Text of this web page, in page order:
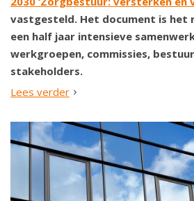
vastgesteld. Het document is het
een half jaar intensieve
werkgroepen, commissies,
stakeholders.
Lees verder